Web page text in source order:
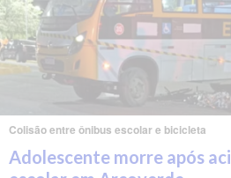
Colisão entre ônibus escolar e bicicleta
Adolescente morre após